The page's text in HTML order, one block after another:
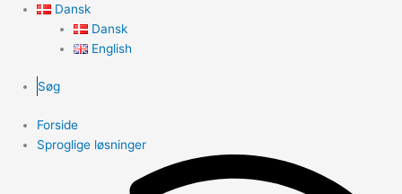
Dansk
Dansk
English
Søg
Forside
Sproglige løsninger